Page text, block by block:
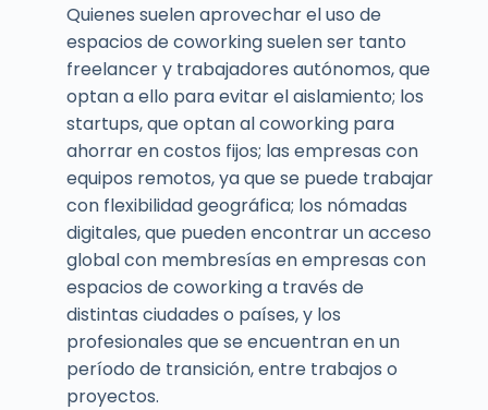
Quienes suelen aprovechar el uso de
espacios de coworking suelen ser tanto
freelancer y trabajadores autónomos, que
optan a ello para evitar el aislamiento; los
startups, que optan al coworking para
ahorrar en costos fijos; las empresas con
equipos remotos, ya que se puede trabajar
con flexibilidad geográfica; los nómadas
digitales, que pueden encontrar un acceso
global con membresías en empresas con
espacios de coworking a través de
distintas ciudades o países, y los
profesionales que se encuentran en un
período de transición, entre trabajos o
proyectos.